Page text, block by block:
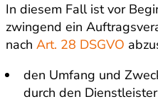
In diesem Fall ist vor
zwingend ein
nach Art. 28 DSGVO
den Umfang und
durch den Dienstleister